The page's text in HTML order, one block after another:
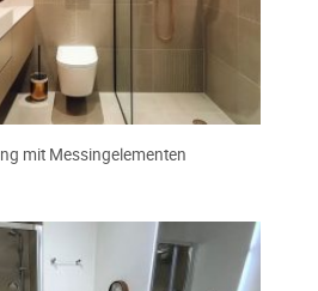
mit Messingelementen